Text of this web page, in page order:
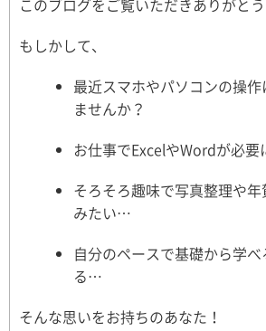
このブログをご覧いただきありがと
もしかして、
最近スマホやパソコンの操
ませんか？
お仕事でExcelやWordが必
そろそろ趣味で写真整理や
みたい…
自分のペースで基礎から学
る…
そんな思いをお持ちのあなた！